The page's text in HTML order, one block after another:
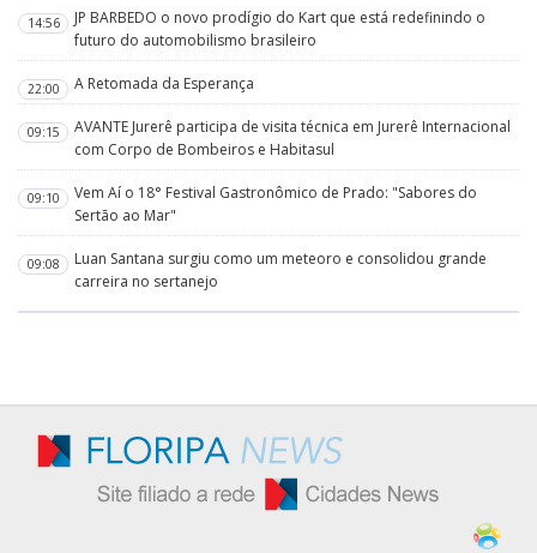
14:56
JP BARBEDO o novo prodígio do Kart que está redefinindo o
futuro do automobilismo brasileiro
22:00 A Retomada da Esperança
09:15
AVANTE Jurerê participa de visita técnica em Jurerê Internacional
com Corpo de Bombeiros e Habitasul
09:10
Vem Aí o 18° Festival Gastronômico de Prado: "Sabores do
Sertão ao Mar"
09:08
Luan Santana surgiu como um meteoro e consolidou grande
carreira no sertanejo